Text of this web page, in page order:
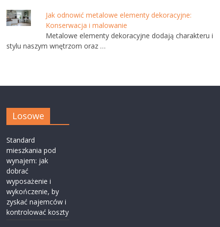
Jak odnowić metalowe elementy dekoracyjne:
Konserwacja i malowanie
Metalowe elementy dekoracyjne dodają charakteru i
stylu naszym wnętrzom oraz …
Losowe
Standard
mieszkania pod
wynajem: jak
dobrać
wyposażenie i
wykończenie, by
zyskać najemców i
kontrolować koszty